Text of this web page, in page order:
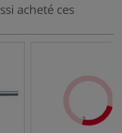
acheté ces